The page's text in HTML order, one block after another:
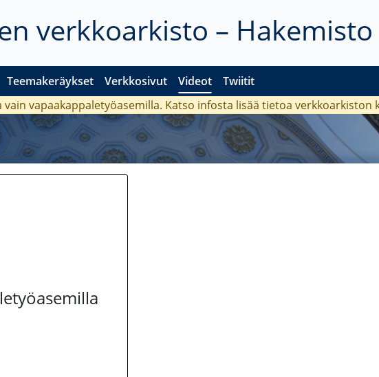
verkkoarkisto – Hakemisto
Teemakeräykset Verkkosivut Videot Twiitit
vapaakappaletyöasemilla. Katso infosta lisää tietoa verkkoarkiston